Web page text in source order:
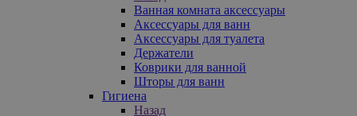
Ванная комната аксессуары
Аксессуары для ванн
Аксессуары для туалета
Держатели
Коврики для ванной
Шторы для ванн
Гигиена
Назад